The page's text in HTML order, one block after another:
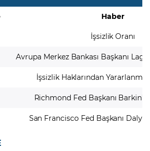
Haber
İşsizlik Oranı
Avrupa Merkez Bankası Başkanı
İşsizlik Haklarından Yararlanma
Richmond Fed Başkanı
San Francisco Fed Başkanı